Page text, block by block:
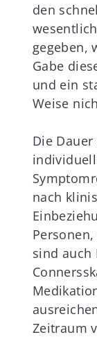
den
gegeben,
Gabe
und ein
Weise
Die
nach
sind auch
Zeitraum